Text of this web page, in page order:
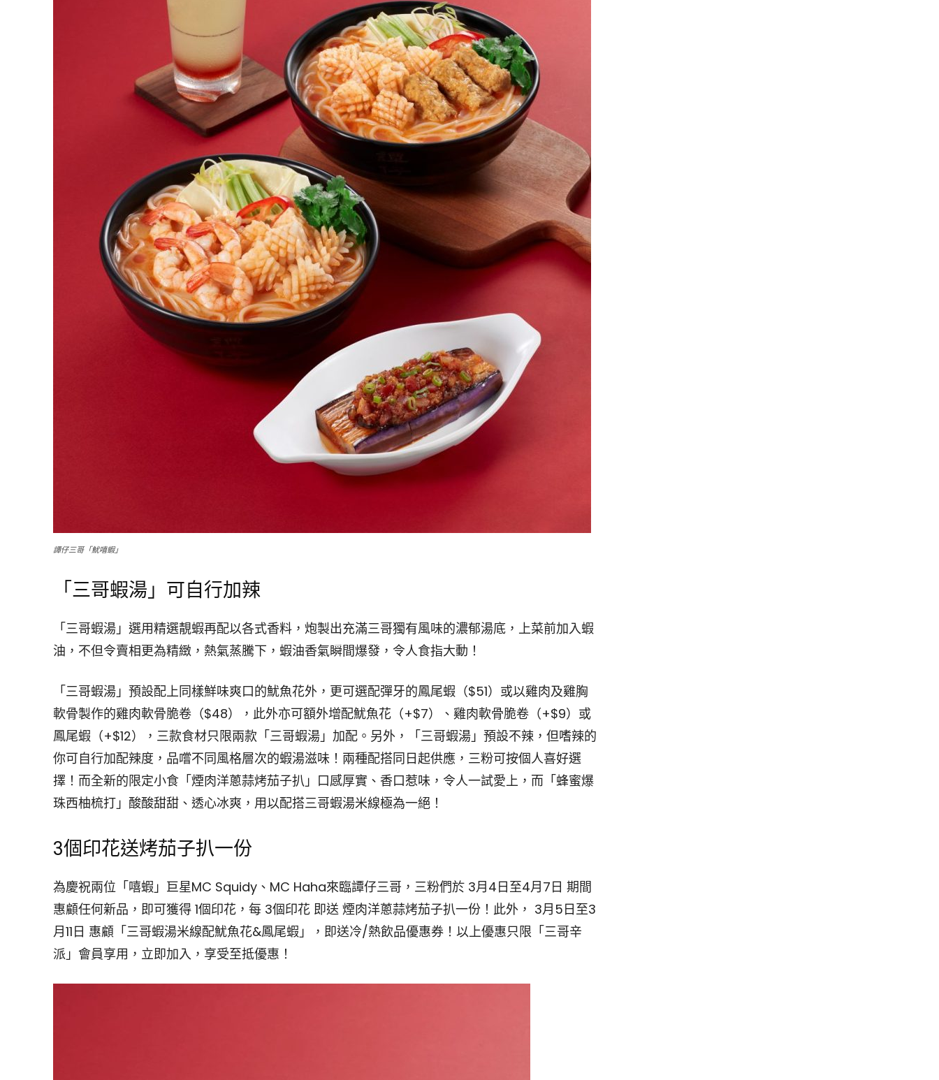
譚仔三哥「魷嘻蝦」
「三哥蝦湯」可自行加辣
「三哥蝦湯」選用精選靚蝦再配以各式香料，炮製出充滿三哥獨有風味的濃郁湯底，上菜前加入蝦
油，不但令賣相更為精緻，熱氣蒸騰下，蝦油香氣瞬間爆發，令人食指大動！
「三哥蝦湯」預設配上同樣鮮味爽口的魷魚花外，更可選配彈牙的鳳尾蝦（$51）或以雞肉及雞胸
軟骨製作的雞肉軟骨脆卷（$48），此外亦可額外增配魷魚花（+$7）、雞肉軟骨脆卷（+$9）或
鳳尾蝦（+$12），三款食材只限兩款「三哥蝦湯」加配。另外，「三哥蝦湯」預設不辣，但嗜辣的
你可自行加配辣度，品嚐不同風格層次的蝦湯滋味！兩種配搭同日起供應，三粉可按個人喜好選
擇！而全新的限定小食「煙肉洋蔥蒜烤茄子扒」口感厚實、香口惹味，令人一試愛上，而「蜂蜜爆
珠西柚梳打」酸酸甜甜、透心冰爽，用以配搭三哥蝦湯米線極為一絕！
3個印花送烤茄子扒一份
為慶祝兩位「嘻蝦」巨星MC Squidy、MC Haha來臨譚仔三哥，三粉們於 3月4日至4月7日 期間
惠顧任何新品，即可獲得 1個印花，每 3個印花 即送 煙肉洋蔥蒜烤茄子扒一份！此外， 3月5日至3
月11日 惠顧「三哥蝦湯米線配魷魚花&鳳尾蝦」，即送冷/熱飲品優惠券！以上優惠只限「三哥辛
派」會員享用，立即加入，享受至抵優惠！